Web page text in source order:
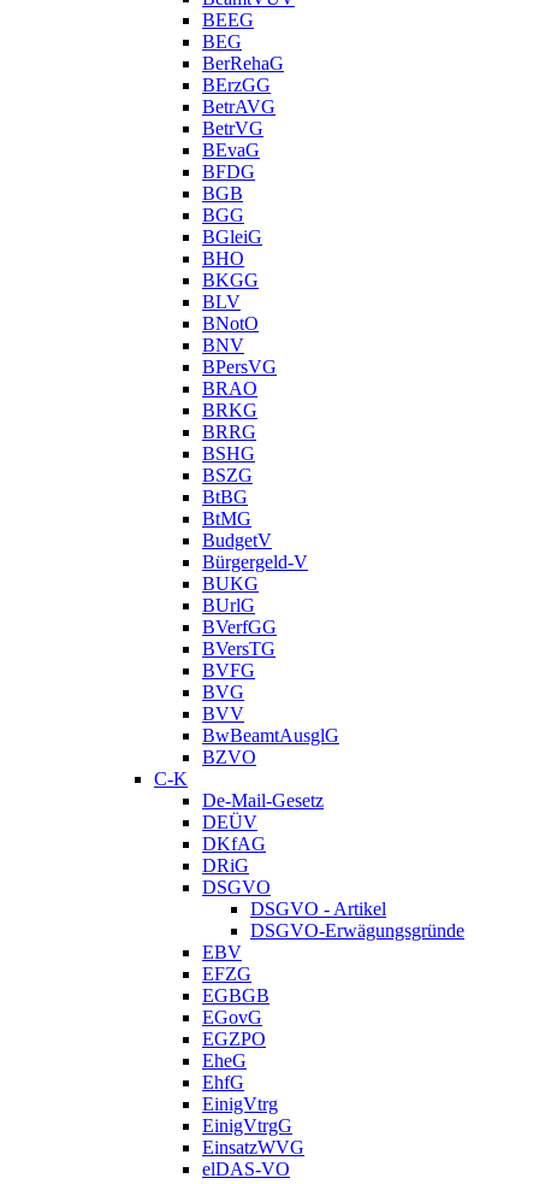
BEEG
BEG
BerRehaG
BErzGG
BetrAVG
BetrVG
BEvaG
BFDG
BGB
BGG
BGleiG
BHO
BKGG
BLV
BNotO
BNV
BPersVG
BRAO
BRKG
BRRG
BSHG
BSZG
BtBG
BtMG
BudgetV
Bürgergeld-V
BUKG
BUrlG
BVerfGG
BVersTG
BVFG
BVG
BVV
BwBeamtAusglG
BZVO
C-K
De-Mail-Gesetz
DEÜV
DKfAG
DRiG
DSGVO
DSGVO - Artikel
DSGVO-Erwägungsgründe
EBV
EFZG
EGBGB
EGovG
EGZPO
EheG
EhfG
EinigVtrg
EinigVtrgG
EinsatzWVG
elDAS-VO